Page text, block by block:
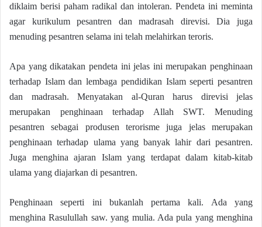
diklaim berisi paham radikal dan intoleran. Pendeta ini meminta
agar kurikulum pesantren dan madrasah direvisi. Dia juga
menuding pesantren selama ini telah melahirkan teroris.
Apa yang dikatakan pendeta ini jelas ini merupakan penghinaan
terhadap Islam dan lembaga pendidikan Islam seperti pesantren
dan madrasah. Menyatakan al-Quran harus direvisi jelas
merupakan penghinaan terhadap Allah SWT. Menuding
pesantren sebagai produsen terorisme juga jelas merupakan
penghinaan terhadap ulama yang banyak lahir dari pesantren.
Juga menghina ajaran Islam yang terdapat dalam kitab-kitab
ulama yang diajarkan di pesantren.
Penghinaan seperti ini bukanlah pertama kali. Ada yang
menghina Rasulullah saw. yang mulia. Ada pula yang menghina